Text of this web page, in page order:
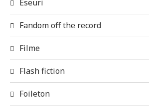
Eseuri
Fandom off the record
Filme
Flash fiction
Foileton